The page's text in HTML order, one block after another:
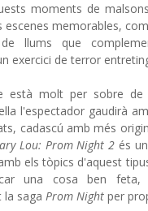
moments de
escenes memorables,
llums que
exercici de terror
està molt per sobre
l'espectador gaudirà
cadascú amb més
Lou: Prom Night 2 és
els tòpics d'aquest
una cosa ben feta,
la saga Prom Night per